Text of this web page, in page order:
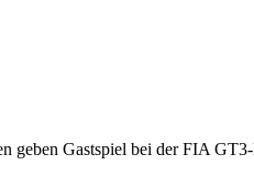
geben Gastspiel bei der FIA